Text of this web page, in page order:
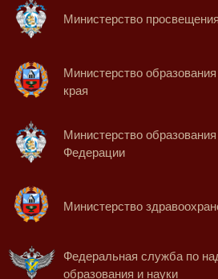
Министерство
Министерство
края
Министерство
Федерации
Министерство
Федеральная служба по
образования и науки